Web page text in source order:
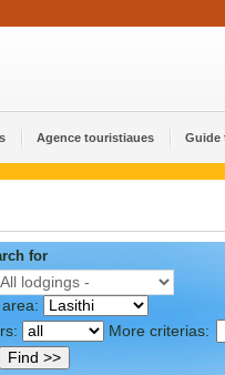
Agence touristiaues Guide
for
More criterias: